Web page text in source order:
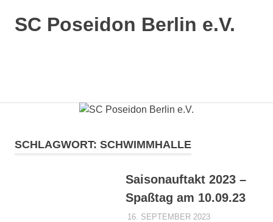
SC Poseidon Berlin e.V.
SCHLAGWORT: SCHWIMMHALLE
Saisonauftakt 2023 –
Spaßtag am 10.09.23
16. SEPTEMBER 2023AKTUELLES 1.